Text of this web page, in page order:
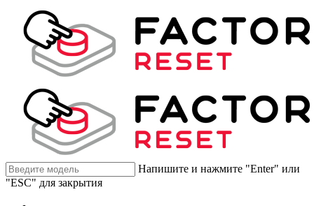
Напишите и нажмите "Enter" или
"ESC" для закрытия